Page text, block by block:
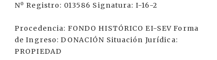
Nº Registro: 013586 Signatura: I-16-2
Procedencia: FONDO HISTÓRICO EI-SEV Forma
de Ingreso: DONACIÓN Situación Jurídica:
PROPIEDAD